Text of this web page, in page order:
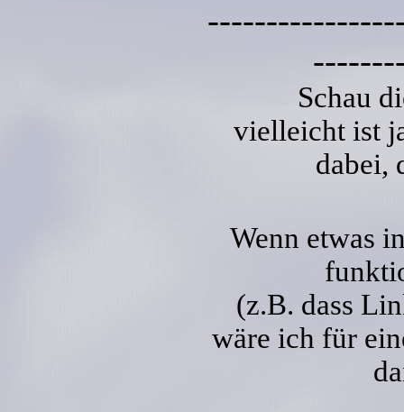
Schau
vielleicht ist
dabei,
Wenn etwas
(z.B. dass
wäre ich für